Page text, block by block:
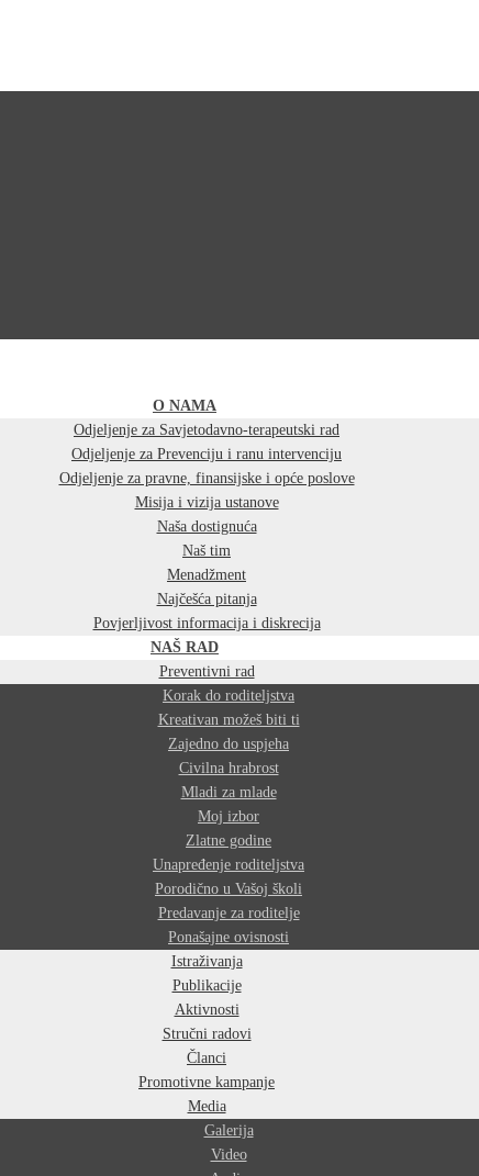
O NAMA
Odjeljenje za Savjetodavno-terapeutski rad
Odjeljenje za Prevenciju i ranu intervenciju
Odjeljenje za pravne, finansijske i opće poslove
Misija i vizija ustanove
Naša dostignuća
Naš tim
Menadžment
Najčešća pitanja
Povjerljivost informacija i diskrecija
NAŠ RAD
Preventivni rad
Korak do roditeljstva
Kreativan možeš biti ti
Zajedno do uspjeha
Civilna hrabrost
Mladi za mlade
Moj izbor
Zlatne godine
Unapređenje roditeljstva
Porodično u Vašoj školi
Predavanje za roditelje
Ponašajne ovisnosti
Istraživanja
Publikacije
Aktivnosti
Stručni radovi
Članci
Promotivne kampanje
Media
Galerija
Video